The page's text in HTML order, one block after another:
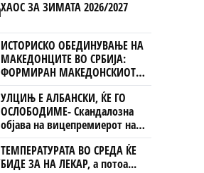
ХАОС ЗА ЗИМАТА 2026/2027
ИСТОРИСКО ОБЕДИНУВАЊЕ НА
МАКЕДОНЦИТЕ ВО СРБИЈА:
ФОРМИРАН МАКЕДОНСКИОТ
НАЦИОНАЛЕН СОЈУЗ
УЛЦИЊ Е АЛБАНСКИ, ЌЕ ГО
ОСЛОБОДИМЕ- Скандалозна
објава на вицепремиерот на
Црна Гора
ТЕМПЕРАТУРАТА ВО СРЕДА ЌЕ
БИДЕ ЗА НА ЛЕКАР, а потоа...